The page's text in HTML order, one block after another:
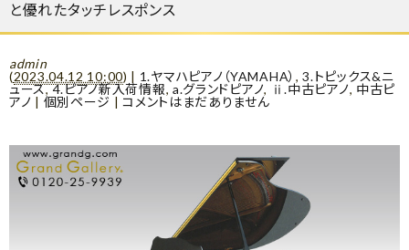
と優れたタッチレスポンス
admin
(2023.04.12 10:00) | 1.ヤマハピアノ（YAMAHA） ,3.トピックス&ニ
ュース,4.ピアノ新入荷情報, a.グランドピアノ, ⅱ.中古ピアノ, 中古ピ
アノ | 個別ページ |コメントはまだありません